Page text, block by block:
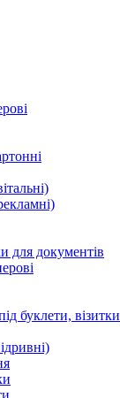
для документів
буклети, візитки